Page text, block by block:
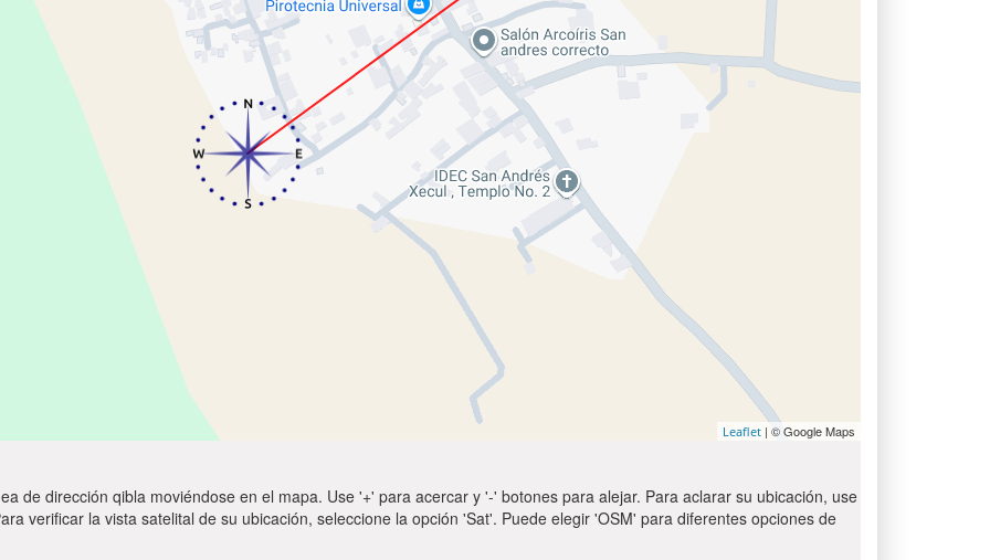
Leaflet | © Google Maps
de dirección qibla moviéndose en el mapa. Use '+' para acercar y '-' botones para alejar. Para aclarar su ubicación, use
verificar la vista satelital de su ubicación, seleccione la opción 'Sat'. Puede elegir 'OSM' para diferentes opciones de